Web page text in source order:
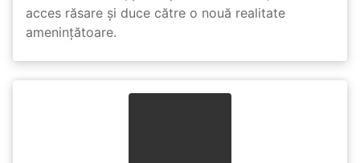
acces răsare și duce către o nouă realitate
amenințătoare.